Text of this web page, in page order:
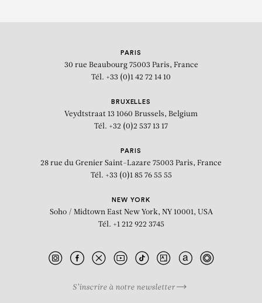
PARIS
30 rue Beaubourg 75003 Paris, France
Tél. +33 (0)1 42 72 14 10
BRUXELLES
Veydtstraat 13 1060 Brussels, Belgium
Tél. +32 (0)2 537 13 17
PARIS
28 rue du Grenier Saint-Lazare 75003 Paris, France
Tél. +33 (0)1 85 76 55 55
NEW YORK
Soho / Midtown East New York, NY 10001, USA
Tél. +1 212 922 3745
S’inscrire à notre newsletter